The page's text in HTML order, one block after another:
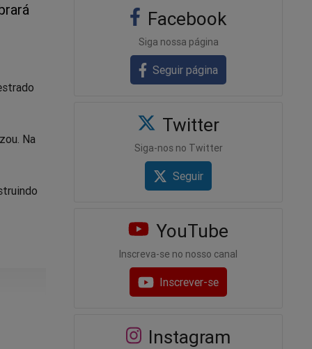
Na
Facebook
Siga nossa página
Seguir página
Twitter
Siga-nos no Twitter
Seguir
YouTube
Inscreva-se no nosso canal
Inscrever-se
Instagram